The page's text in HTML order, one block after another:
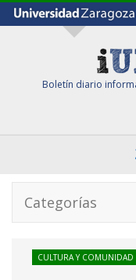
Boletín diario
Categorías
CULTURA Y COMUNIDAD